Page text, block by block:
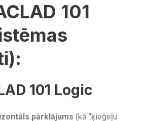
101
101 Logic
pārklājums (kā “ķieģeļu